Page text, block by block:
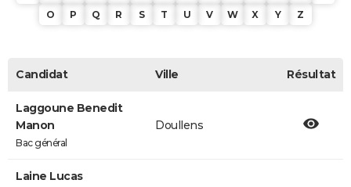
O
P Q R S T U V W X Y Z
Candidat Ville Résultat
Laggoune Benedit
Manon
Bac général
Doullens
Laine Lucas